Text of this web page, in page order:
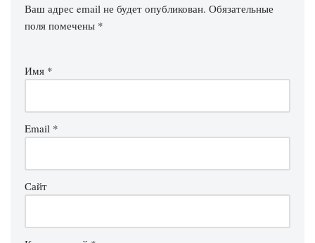
Ваш адрес email не будет опубликован. Обязательные
поля помечены *
Имя *
Email *
Сайт